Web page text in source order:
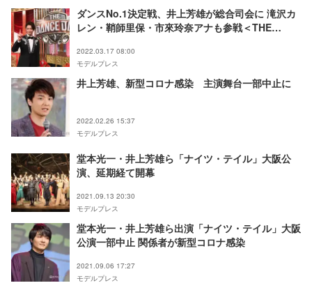
ダンスNo.1決定戦、井上芳雄が総合司会に 滝沢カ
レン・鞘師里保・市來玲奈アナも参戦＜THE
2022.03.17 08:00
モデルプレス
井上芳雄、新型コロナ感染 主演舞台一部中止に
2022.02.26 15:37
モデルプレス
堂本光一・井上芳雄ら「ナイツ・テイル」大阪公
演、延期経て開幕
2021.09.13 20:30
モデルプレス
堂本光一・井上芳雄ら出演「ナイツ・テイル」大阪
公演一部中止 関係者が新型コロナ感染
2021.09.06 17:27
モデルプレス